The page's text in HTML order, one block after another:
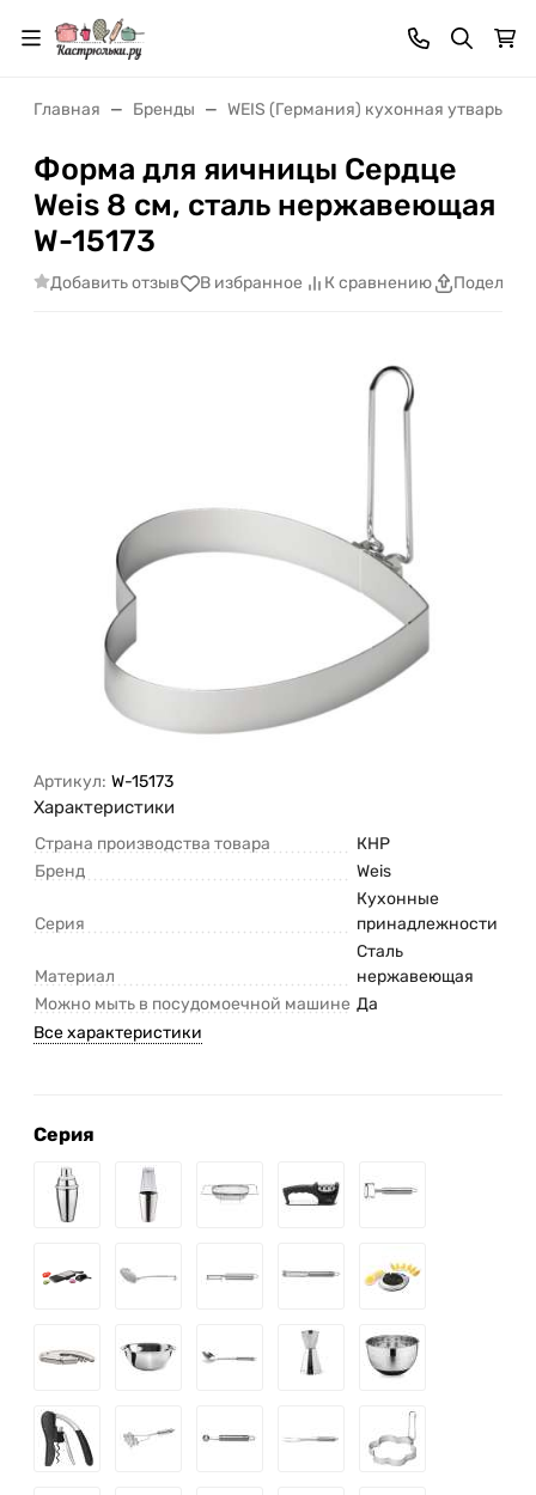
Главная Бренды WEIS (Германия) кухонная утварь
Форма для яичницы Сердце
Weis 8 см, сталь нержавеющая
W-15173
Добавить отзыв В избранное К сравнению
Артикул: W-15173
Характеристики
Страна производства товара
КНР
Бренд
Weis
Серия
Кухонные
принадлежности
Материал
Сталь
нержавеющая
Можно мыть в посудомоечной машине Да
Все характеристики
Серия